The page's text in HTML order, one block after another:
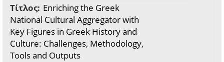
Τίτλος: Enriching the Greek
National Cultural Aggregator with
Key Figures in Greek History and
Culture: Challenges, Methodology,
Tools and Outputs